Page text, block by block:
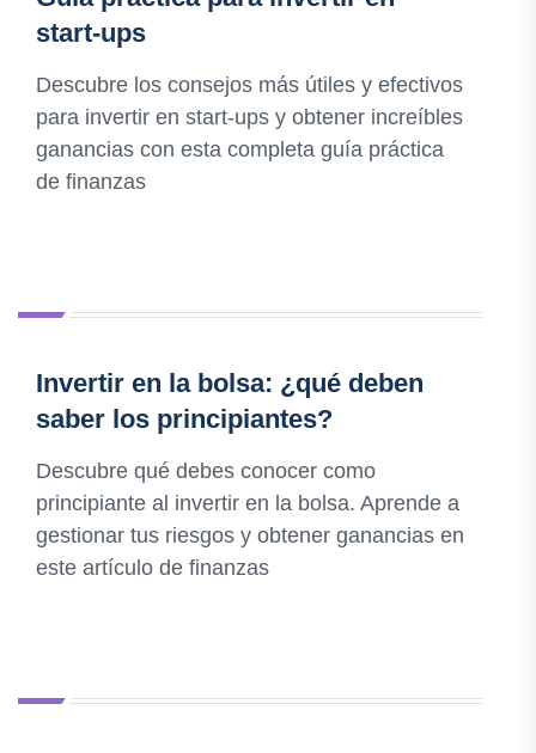
start-ups
Descubre los consejos más útiles y efectivos
para invertir en start-ups y obtener increíbles
ganancias con esta completa guía práctica
de finanzas
Invertir en la bolsa: ¿qué deben
saber los principiantes?
Descubre qué debes conocer como
principiante al invertir en la bolsa. Aprende a
gestionar tus riesgos y obtener ganancias en
este artículo de finanzas